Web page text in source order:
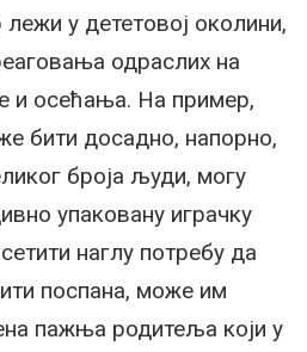
у дететовој околини,
одраслих на
и осећања. На пример,
бити досадно, напорно,
броја људи, могу
упаковану играчку
наглу потребу да
поспана, може им
пажња родитеља који у